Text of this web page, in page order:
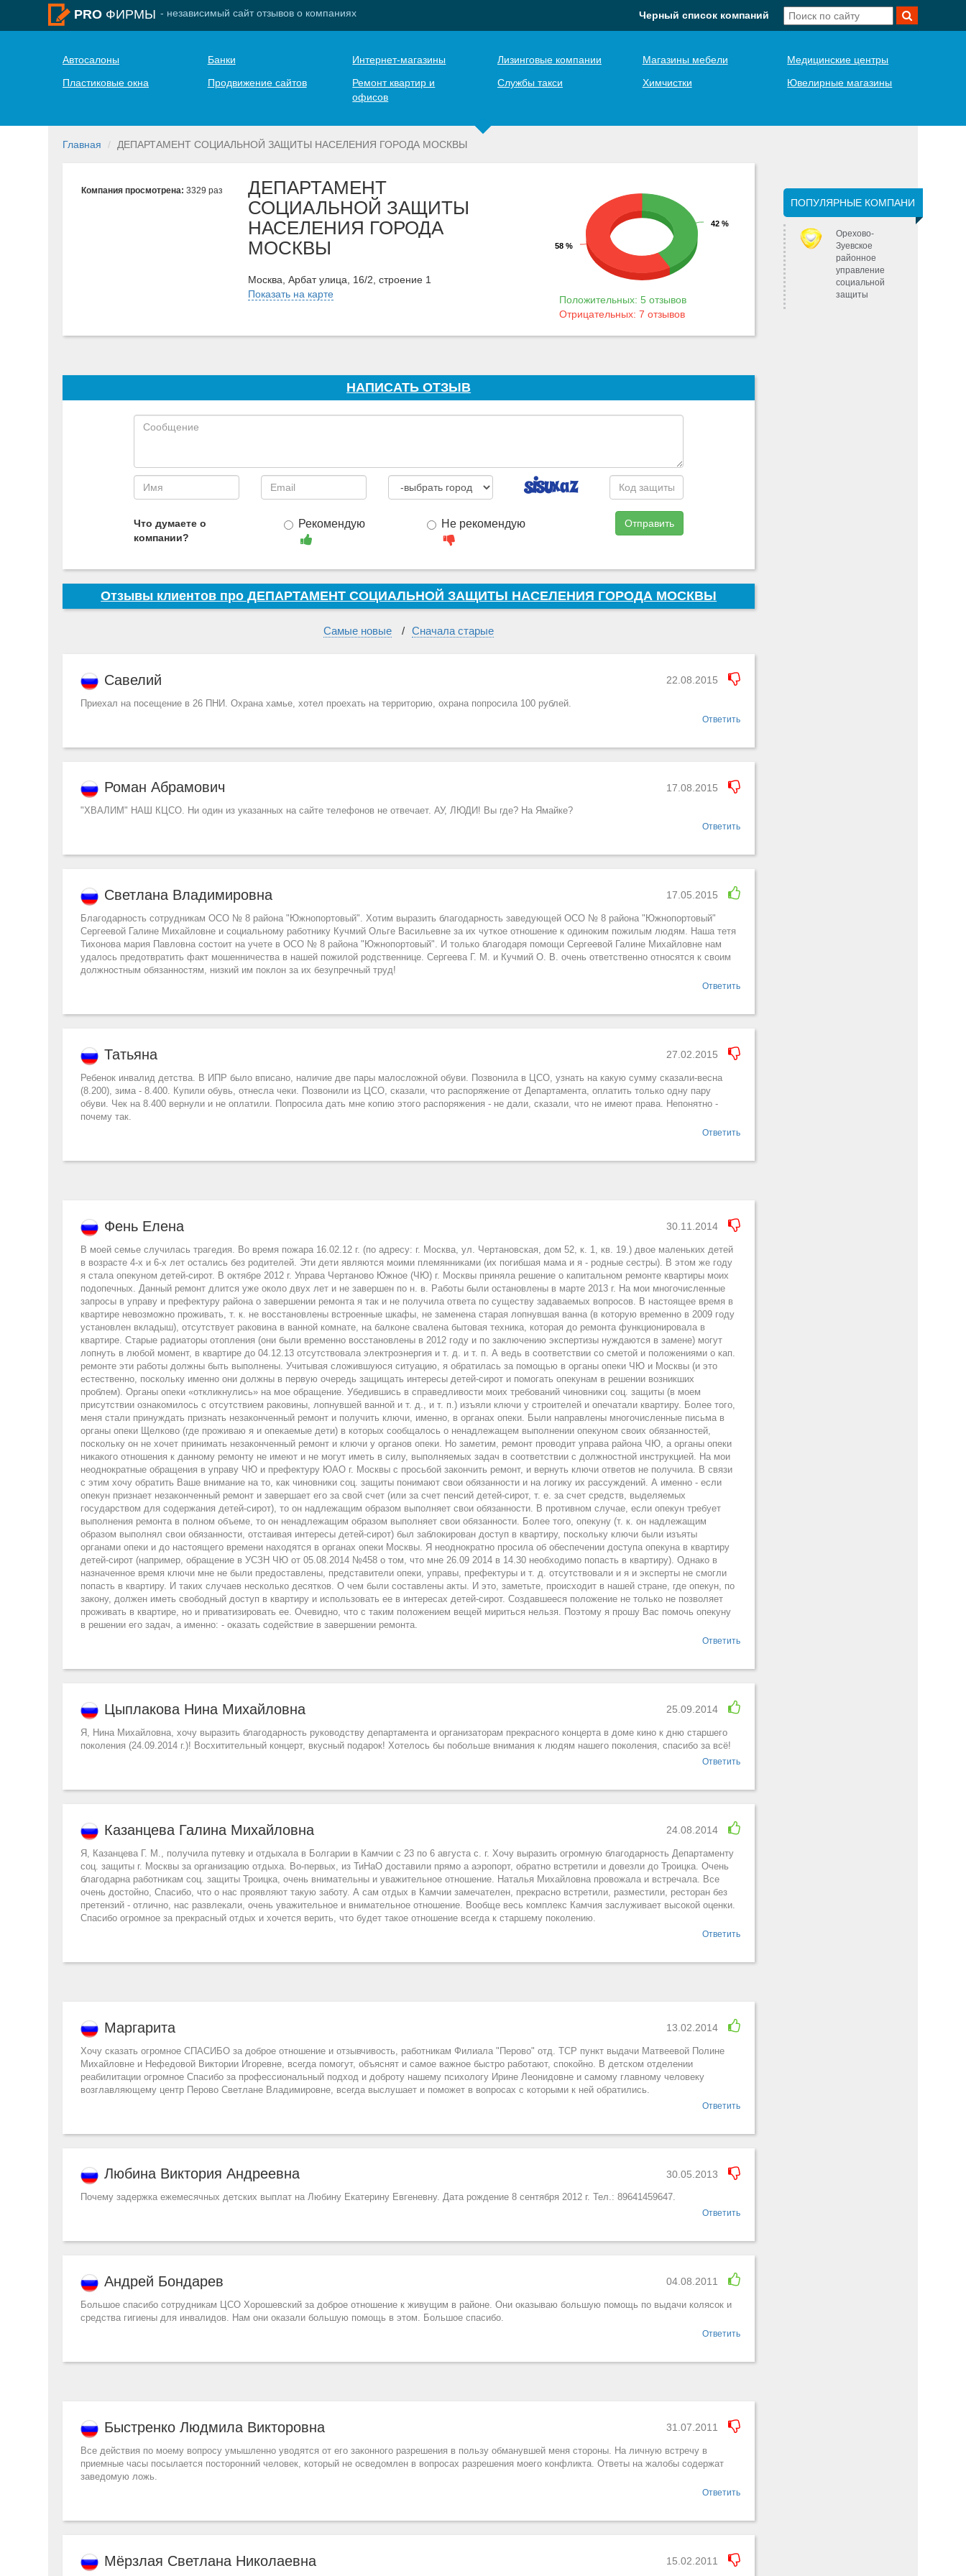
PRO ФИРМЫ - независимый сайт отзывов о компаниях Черный список компаний
Автосалоны Банки Интернет-магазины Лизинговые компании Магазины мебели
Медицинские центры
Пластиковые окна
Продвижение сайтов
Ремонт квартир и
офисов
Службы такси Химчистки Ювелирные магазины
Главная ДЕПАРТАМЕНТ СОЦИАЛЬНОЙ ЗАЩИТЫ НАСЕЛЕНИЯ ГОРОДА МОСКВЫ
Компания просмотрена: 3329 раз
ДЕПАРТАМЕНТ
СОЦИАЛЬНОЙ ЗАЩИТЫ
НАСЕЛЕНИЯ ГОРОДА
МОСКВЫ
Москва, Арбат улица, 16/2, строение 1
Показать на карте
42 %
58 %
Положительных: 5 отзывов
Отрицательных: 7 отзывов
НАПИСАТЬ ОТЗЫВ
Что думаете о
компании?
Рекомендую Не рекомендую Отправить
Отзывы клиентов про ДЕПАРТАМЕНТ СОЦИАЛЬНОЙ ЗАЩИТЫ НАСЕЛЕНИЯ ГОРОДА МОСКВЫ
Самые новые Сначала старые
Савелий 22.08.2015
Приехал на посещение в 26 ПНИ. Охрана хамье, хотел проехать на территорию, охрана попросила 100 рублей.
Ответить
Роман Абрамович 17.08.2015
"ХВАЛИМ" НАШ КЦСО. Ни один из указанных на сайте телефонов не отвечает. АУ, ЛЮДИ! Вы где? На Ямайке?
Ответить
Светлана Владимировна 17.05.2015
Благодарность сотрудникам ОСО № 8 района "Южнопортовый". Хотим выразить благодарность заведующей ОСО № 8 района "Южнопортовый"
Сергеевой Галине Михайловне и социальному работнику Кучмий Ольге Васильевне за их чуткое отношение к одиноким пожилым людям. Наша тетя
Тихонова мария Павловна состоит на учете в ОСО № 8 района "Южнопортовый". И только благодаря помощи Сергеевой Галине Михайловне нам
удалось предотвратить факт мошенничества в нашей пожилой родственнице. Сергеева Г. М. и Кучмий О. В. очень ответственно относятся к своим
должностным обязанностям, низкий им поклон за их безупречный труд!
Ответить
Татьяна 27.02.2015
Ребенок инвалид детства. В ИПР было вписано, наличие две пары малосложной обуви. Позвонила в ЦСО, узнать на какую сумму сказали-весна
(8.200), зима - 8.400. Купили обувь, отнесла чеки. Позвонили из ЦСО, сказали, что распоряжение от Департамента, оплатить только одну пару
обуви. Чек на 8.400 вернули и не оплатили. Попросила дать мне копию этого распоряжения - не дали, сказали, что не имеют права. Непонятно -
почему так.
Ответить
Фень Елена 30.11.2014
В моей семье случилась трагедия. Во время пожара 16.02.12 г. (по адресу: г. Москва, ул. Чертановская, дом 52, к. 1, кв. 19.) двое маленьких детей
в возрасте 4-х и 6-х лет остались без родителей. Эти дети являются моими племянниками (их погибшая мама и я - родные сестры). В этом же году
я стала опекуном детей-сирот. В октябре 2012 г. Управа Чертаново Южное (ЧЮ) г. Москвы приняла решение о капитальном ремонте квартиры моих
подопечных. Данный ремонт длится уже около двух лет и не завершен по н. в. Работы были остановлены в марте 2013 г. На мои многочисленные
запросы в управу и префектуру района о завершении ремонта я так и не получила ответа по существу задаваемых вопросов. В настоящее время в
квартире невозможно проживать, т. к. не восстановлены встроенные шкафы, не заменена старая лопнувшая ванна (в которую временно в 2009 году
установлен вкладыш), отсутствует раковина в ванной комнате, на балконе свалена бытовая техника, которая до ремонта функционировала в
квартире. Старые радиаторы отопления (они были временно восстановлены в 2012 году и по заключению экспертизы нуждаются в замене) могут
лопнуть в любой момент, в квартире до 04.12.13 отсутствовала электроэнергия и т. д. и т. п. А ведь в соответствии со сметой и положениями о кап.
ремонте эти работы должны быть выполнены. Учитывая сложившуюся ситуацию, я обратилась за помощью в органы опеки ЧЮ и Москвы (и это
естественно, поскольку именно они должны в первую очередь защищать интересы детей-сирот и помогать опекунам в решении возникших
проблем). Органы опеки «откликнулись» на мое обращение. Убедившись в справедливости моих требований чиновники соц. защиты (в моем
присутствии ознакомилось с отсутствием раковины, лопнувшей ванной и т. д., и т. п.) изъяли ключи у строителей и опечатали квартиру. Более того,
меня стали принуждать признать незаконченный ремонт и получить ключи, именно, в органах опеки. Были направлены многочисленные письма в
органы опеки Щелково (где проживаю я и опекаемые дети) в которых сообщалось о ненадлежащем выполнении опекуном своих обязанностей,
поскольку он не хочет принимать незаконченный ремонт и ключи у органов опеки. Но заметим, ремонт проводит управа района ЧЮ, а органы опеки
никакого отношения к данному ремонту не имеют и не могут иметь в силу, выполняемых задач в соответствии с должностной инструкцией. На мои
неоднократные обращения в управу ЧЮ и префектуру ЮАО г. Москвы с просьбой закончить ремонт, и вернуть ключи ответов не получила. В связи
с этим хочу обратить Ваше внимание на то, как чиновники соц. защиты понимают свои обязанности и на логику их рассуждений. А именно - если
опекун признает незаконченный ремонт и завершает его за свой счет (или за счет пенсий детей-сирот, т. е. за счет средств, выделяемых
государством для содержания детей-сирот), то он надлежащим образом выполняет свои обязанности. В противном случае, если опекун требует
выполнения ремонта в полном объеме, то он ненадлежащим образом выполняет свои обязанности. Более того, опекуну (т. к. он надлежащим
образом выполнял свои обязанности, отстаивая интересы детей-сирот) был заблокирован доступ в квартиру, поскольку ключи были изъяты
органами опеки и до настоящего времени находятся в органах опеки Москвы. Я неоднократно просила об обеспечении доступа опекуна в квартиру
детей-сирот (например, обращение в УСЗН ЧЮ от 05.08.2014 №458 о том, что мне 26.09 2014 в 14.30 необходимо попасть в квартиру). Однако в
назначенное время ключи мне не были предоставлены, представители опеки, управы, префектуры и т. д. отсутствовали и я и эксперты не смогли
попасть в квартиру. И таких случаев несколько десятков. О чем были составлены акты. И это, заметьте, происходит в нашей стране, где опекун, по
закону, должен иметь свободный доступ в квартиру и использовать ее в интересах детей-сирот. Создавшееся положение не только не позволяет
проживать в квартире, но и приватизировать ее. Очевидно, что с таким положением вещей мириться нельзя. Поэтому я прошу Вас помочь опекуну
в решении его задач, а именно: - оказать содействие в завершении ремонта.
Ответить
Цыплакова Нина Михайловна 25.09.2014
Я, Нина Михайловна, хочу выразить благодарность руководству департамента и организаторам прекрасного концерта в доме кино к дню старшего
поколения (24.09.2014 г.)! Восхитительный концерт, вкусный подарок! Хотелось бы побольше внимания к людям нашего поколения, спасибо за всё!
Ответить
Казанцева Галина Михайловна 24.08.2014
Я, Казанцева Г. М., получила путевку и отдыхала в Болгарии в Камчии с 23 по 6 августа с. г. Хочу выразить огромную благодарность Департаменту
соц. защиты г. Москвы за организацию отдыха. Во-первых, из ТиНаО доставили прямо а аэропорт, обратно встретили и довезли до Троицка. Очень
благодарна работникам соц. защиты Троицка, очень внимательны и уважительное отношение. Наталья Михайловна провожала и встречала. Все
очень достойно, Спасибо, что о нас проявляют такую заботу. А сам отдых в Камчии замечателен, прекрасно встретили, разместили, ресторан без
претензий - отлично, нас развлекали, очень уважительное и внимательное отношение. Вообще весь комплекс Камчия заслуживает высокой оценки.
Спасибо огромное за прекрасный отдых и хочется верить, что будет такое отношение всегда к старшему поколению.
Ответить
Маргарита 13.02.2014
Хочу сказать огромное СПАСИБО за доброе отношение и отзывчивость, работникам Филиала "Перово" отд. ТСР пункт выдачи Матвеевой Полине
Михайловне и Нефедовой Виктории Игоревне, всегда помогут, объяснят и самое важное быстро работают, спокойно. В детском отделении
реабилитации огромное Спасибо за профессиональный подход и доброту нашему психологу Ирине Леонидовне и самому главному человеку
возглавляющему центр Перово Светлане Владимировне, всегда выслушает и поможет в вопросах с которыми к ней обратились.
Ответить
Любина Виктория Андреевна 30.05.2013
Почему задержка ежемесячных детских выплат на Любину Екатерину Евгеневну. Дата рождение 8 сентября 2012 г. Тел.: 89641459647.
Ответить
Андрей Бондарев 04.08.2011
Большое спасибо сотрудникам ЦСО Хорошевский за доброе отношение к живущим в районе. Они оказываю большую помощь по выдачи колясок и
средства гигиены для инвалидов. Нам они оказали большую помощь в этом. Большое спасибо.
Ответить
Быстренко Людмила Викторовна 31.07.2011
Все действия по моему вопросу умышленно уводятся от его законного разрешения в пользу обманувшей меня стороны. На личную встречу в
приемные часы посылается посторонний человек, который не осведомлен в вопросах разрешения моего конфликта. Ответы на жалобы содержат
заведомую ложь.
Ответить
Мёрзлая Светлана Николаевна 15.02.2011
ПОПУЛЯРНЫЕ КОМПАНИ
Орехово-
Зуевское
районное
управление
социальной
защиты